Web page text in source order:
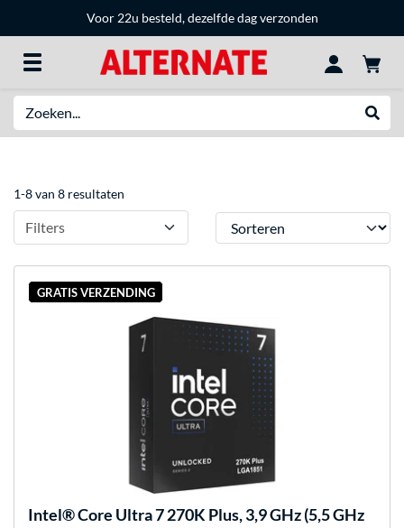
Voor 22u besteld, dezelfde dag verzonden
1-8 van 8 resultaten
Filters Sorteren
GRATIS VERZENDING
Intel®Core Ultra 7 270K Plus, 3,9 GHz (5,5 GHz